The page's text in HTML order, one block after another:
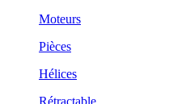
Moteurs
Pièces
Hélices
Rétractable